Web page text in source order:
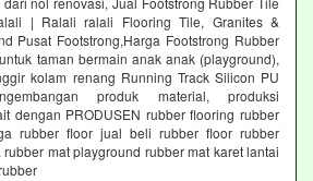
| Ralali ralali Flooring Tile, Granites &
Pusat Footstrong,Harga Footstrong Rubber
taman bermain anak anak (playground),
kolam renang Running Track Silicon PU
produk material, produksi
dengan PRODUSEN rubber flooring rubber
rubber floor jual beli rubber floor rubber
mat playground rubber mat karet lantai